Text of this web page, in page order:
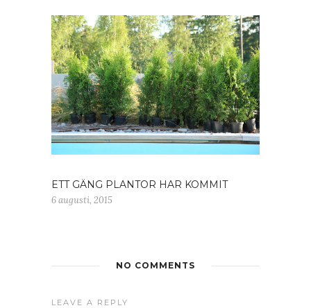
ETT GÄNG PLANTOR HAR KOMMIT
6 augusti, 2015
NO COMMENTS
LEAVE A REPLY